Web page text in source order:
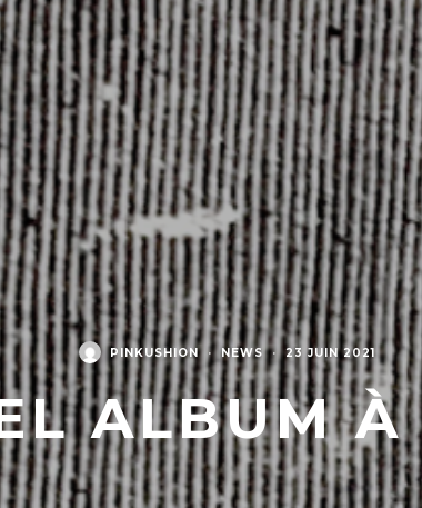
PINKUSHION · NEWS · 23 JUIN 2021
ALBUM À